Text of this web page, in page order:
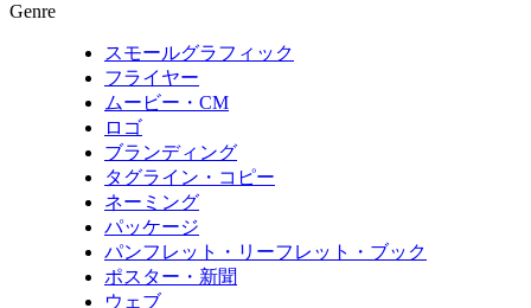
Genre
スモールグラフィック
フライヤー
ムービー・CM
ロゴ
ブランディング
タグライン・コピー
ネーミング
パッケージ
パンフレット・リーフレット・ブック
ポスター・新聞
ウェブ